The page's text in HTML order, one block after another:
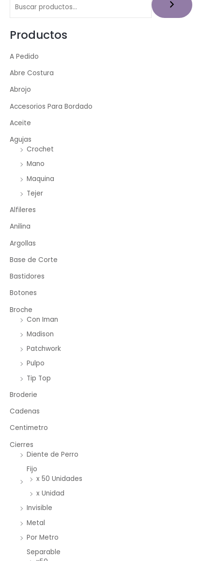
Productos
A Pedido
Abre Costura
Abrojo
Accesorios Para Bordado
Aceite
Agujas
Crochet
Mano
Maquina
Tejer
Alfileres
Anilina
Argollas
Base de Corte
Bastidores
Botones
Broche
Con Iman
Madison
Patchwork
Pulpo
Tip Top
Broderie
Cadenas
Centimetro
Cierres
Diente de Perro
Fijo
x 50 Unidades
x Unidad
Invisible
Metal
Por Metro
Separable